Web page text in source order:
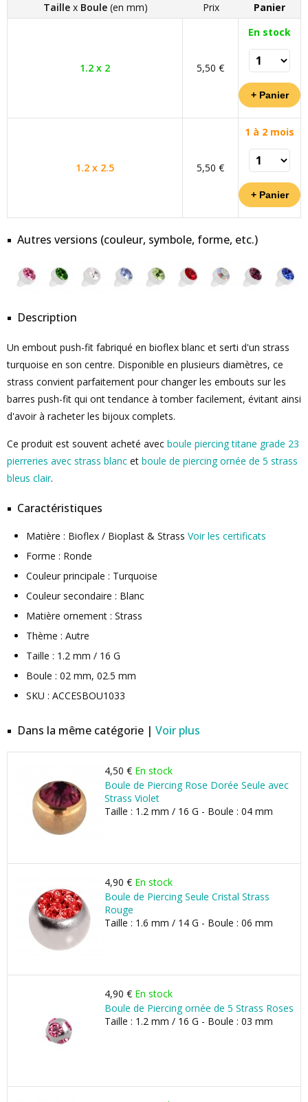
Taille x Boule (en mm) Prix Panier
1.2 x 2 5,50 €
En stock
1.2 x 2.5 5,50 €
1 à 2 mois
Autres versions (couleur, symbole, forme, etc.)
Description
Un embout push-fit fabriqué en bioflex blanc et serti d'un strass
turquoise en son centre. Disponible en plusieurs diamètres, ce
strass convient parfaitement pour changer les embouts sur les
barres push-fit qui ont tendance à tomber facilement, évitant ainsi
d'avoir à racheter les bijoux complets.
Ce produit est souvent acheté avec boule piercing titane grade 23
pierreries avec strass blanc et boule de piercing ornée de 5 strass
bleus clair.
Caractéristiques
Matière : Bioflex / Bioplast & Strass Voir les certificats
Forme : Ronde
Couleur principale : Turquoise
Couleur secondaire : Blanc
Matière ornement : Strass
Thème : Autre
Taille : 1.2 mm / 16 G
Boule : 02 mm, 02.5 mm
SKU : ACCESBOU1033
Dans la même catégorie | Voir plus
4,50 € En stock
Boule de Piercing Rose Dorée Seule avec
Strass Violet
Taille : 1.2 mm / 16 G - Boule : 04 mm
4,90 € En stock
Boule de Piercing Seule Cristal Strass
Rouge
Taille : 1.6 mm / 14 G - Boule : 06 mm
4,90 € En stock
Boule de Piercing ornée de 5 Strass Roses
Taille : 1.2 mm / 16 G - Boule : 03 mm